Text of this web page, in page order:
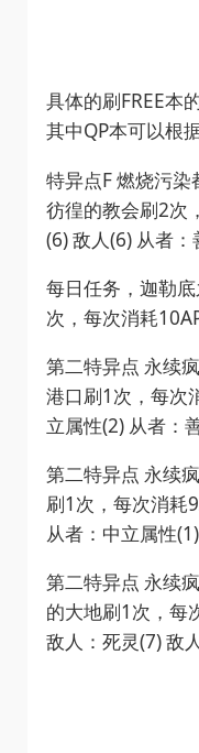
具体的刷FREE本
其中QP本可以根
特异点F 燃烧污染
彷徨的教会刷2次
(6) 敌人(6) 从者：
每日任务，迦勒
次，每次消耗
第二特异点 永续
港口刷1次，每次
立属性(2) 从者：
第二特异点 永续
刷1次，每次消耗
从者：中立属性(1)
第二特异点 永续
的大地刷1次，每
敌人：死灵(7) 敌